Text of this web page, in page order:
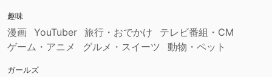
趣味
漫画 YouTuber 旅行・おでかけ
テレビ番組・CM
ゲーム・アニメ
グルメ・スイーツ 動物・ペット
ガールズ